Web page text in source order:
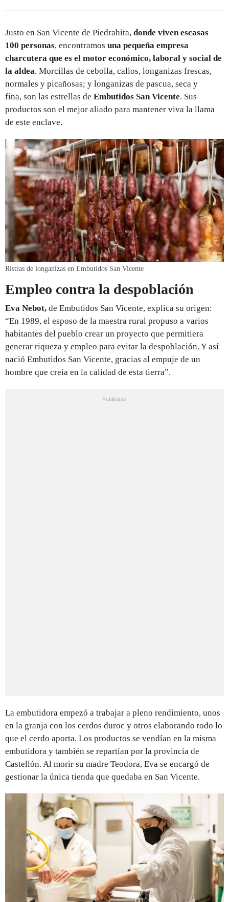
Justo en San Vicente de Piedrahita, donde viven escasas
100 personas, encontramos una pequeña empresa
charcutera que es el motor económico, laboral y social de
la aldea. Morcillas de cebolla, callos, longanizas frescas,
normales y picañosas; y longanizas de pascua, seca y
fina, son las estrellas de Embutidos San Vicente. Sus
productos son el mejor aliado para mantener viva la llama
de este enclave.
Ristras de longanizas en Embutidos San Vicente
Empleo contra la despoblación
Eva Nebot, de Embutidos San Vicente, explica su origen:
“En 1989, el esposo de la maestra rural propuso a varios
habitantes del pueblo crear un proyecto que permitiera
generar riqueza y empleo para evitar la despoblación. Y así
nació Embutidos San Vicente, gracias al empuje de un
hombre que creía en la calidad de esta tierra”.
La embutidora empezó a trabajar a pleno rendimiento, unos
en la granja con los cerdos duroc y otros elaborando todo lo
que el cerdo aporta. Los productos se vendían en la misma
embutidora y también se repartían por la provincia de
Castellón. Al morir su madre Teodora, Eva se encargó de
gestionar la única tienda que quedaba en San Vicente.